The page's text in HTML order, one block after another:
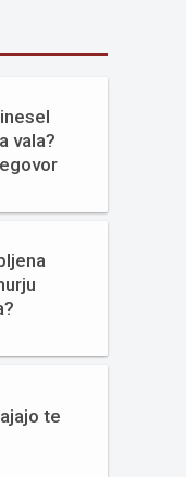
vala?
te